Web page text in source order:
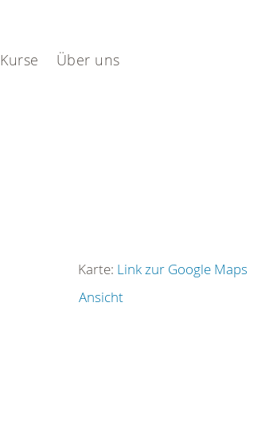
Kurse Über uns
Karte: Link zur Google Maps
Ansicht